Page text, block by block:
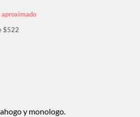
aproximado
$522
y monologo.